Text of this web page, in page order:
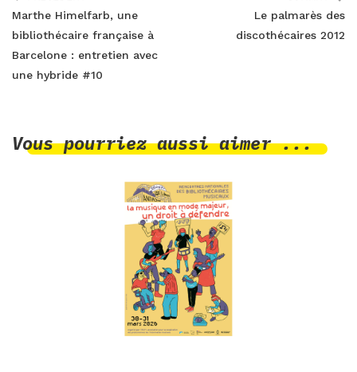
Marthe Himelfarb, une
bibliothécaire française à
Barcelone : entretien avec
une hybride #10
Le palmarès des
discothécaires 2012
Vous pourriez aussi aimer ...